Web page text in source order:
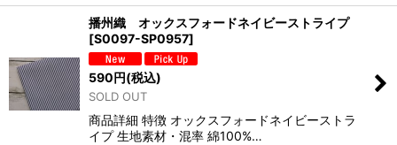
播州織 オックスフォードネイビーストライプ
[S0097-SP0957]
590円(税込)
SOLD OUT
商品詳細 特徴 オックスフォードネイビーストラ
イプ 生地素材・混率 綿100%…